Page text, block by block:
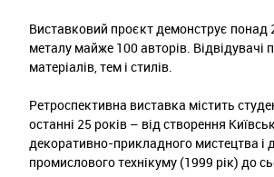
Виставковий проєкт демонструє понад
металу майже 100 авторів. Відвідувачі
матеріалів, тем і стилів.
Ретроспективна виставка містить
останні 25 років – від створення
декоративно-прикладного мистецтва і
промислового технікуму (1999 рік) до